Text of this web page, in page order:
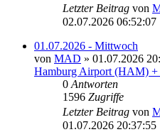
Letzter Beitrag von
02.07.2026 06:52:07
01.07.2026 - Mittwoch
von MAD » 01.07.2026
Hamburg Airport (HAM)
0 Antworten
1596 Zugriffe
Letzter Beitrag von
01.07.2026 20:37:55